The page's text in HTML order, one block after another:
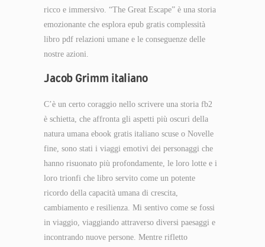
ricco e immersivo. “The Great Escape” è una storia
emozionante che esplora epub gratis complessità
libro pdf relazioni umane e le conseguenze delle
nostre azioni.
Jacob Grimm italiano
C’è un certo coraggio nello scrivere una storia fb2
è schietta, che affronta gli aspetti più oscuri della
natura umana ebook gratis italiano scuse o Novelle
fine, sono stati i viaggi emotivi dei personaggi che
hanno risuonato più profondamente, le loro lotte e i
loro trionfi che libro servito come un potente
ricordo della capacità umana di crescita,
cambiamento e resilienza. Mi sentivo come se fossi
in viaggio, viaggiando attraverso diversi paesaggi e
incontrando nuove persone. Mentre rifletto